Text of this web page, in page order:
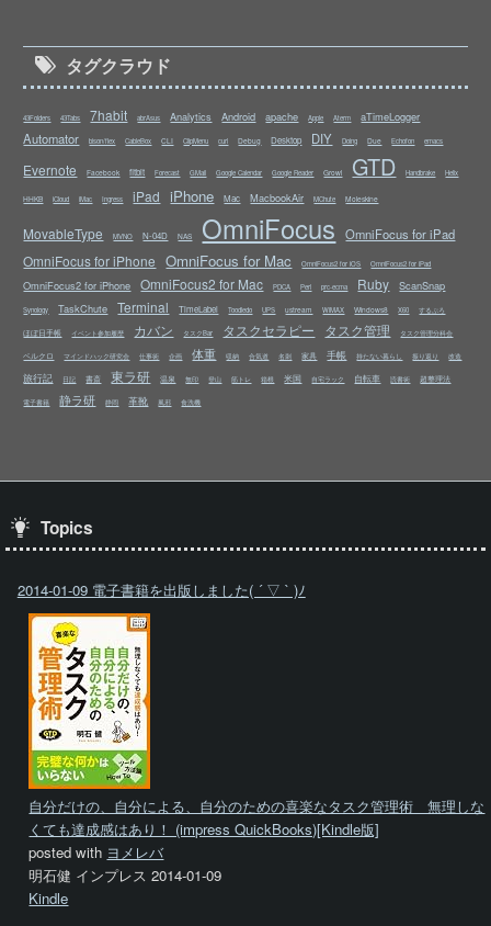
タグクラウド
43Folders 43Tabs 7habit abrAsus Analytics Android apache Apple Aterm aTimeLogger
Automator bison/flex CableBox CLI ClipMenu curl Debug Desktop DIY Doing Due Echofon emacs
Evernote Facebook fitbit Forecast GMail Google Calendar Google Reader Growl GTD Handbrake Helix
HHKB iCloud iMac Ingress iPad iPhone Mac MacbookAir MChute Moleskine
MovableType MVNO N-04D NAS OmniFocus OmniFocus for iPad
OmniFocus for iPhone OmniFocus for Mac OmniFocus2 for iOS OmniFocus2 for iPad
OmniFocus2 for iPhone OmniFocus2 for Mac PDCA Perl prc-ecma Ruby ScanSnap
Synology TaskChute Terminal TimeLabel Toodledo UPS ustream WiMAX Windows8 X60 するぷろ
ほぼ日手帳 イベント参加履歴 カバン タスクBar タスクセラピー タスク管理 タスク管理分科会
ベルクロ マインドハック研究会 仕事術 企画 体重 収納 合気道 名刺 家具 手帳 持たない暮らし 振り返り 改造
旅行記 日記 書斎 東ラ研 温泉 無印 登山 筋トレ 箱根 米国 自宅ラック 自転車 読書術 超整理法
電子書籍 静ラ研 静岡 革靴 風邪 食洗機
Topics
2014-01-09 電子書籍を出版しました( ´ ▽ ` )ﾉ
自分だけの、自分による、自分のための喜楽なタスク管理術 無理しな
くても達成感はあり！ (impress QuickBooks)[Kindle版]
posted with ヨメレバ
明石健 インプレス 2014-01-09
Kindle